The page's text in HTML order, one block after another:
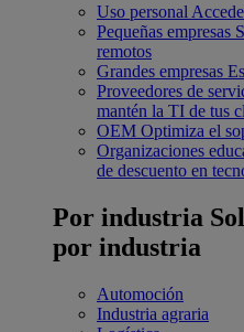
Uso personal
Pequeñas empresas
remotos
Grandes empresas
Proveedores de
mantén la TI de tus
OEM Optimiza el
Organizaciones
de descuento en
Por industria
por industria
Automoción
Industria agraria